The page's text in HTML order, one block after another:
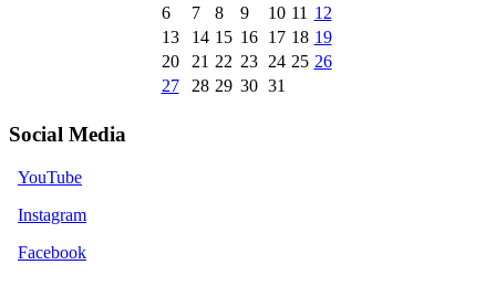
6
7 8 9 10 11 12
13
14 15 16 17 18 19
20
21 22 23 24 25 26
27
28 29 30 31
Social Media
YouTube
Instagram
Facebook